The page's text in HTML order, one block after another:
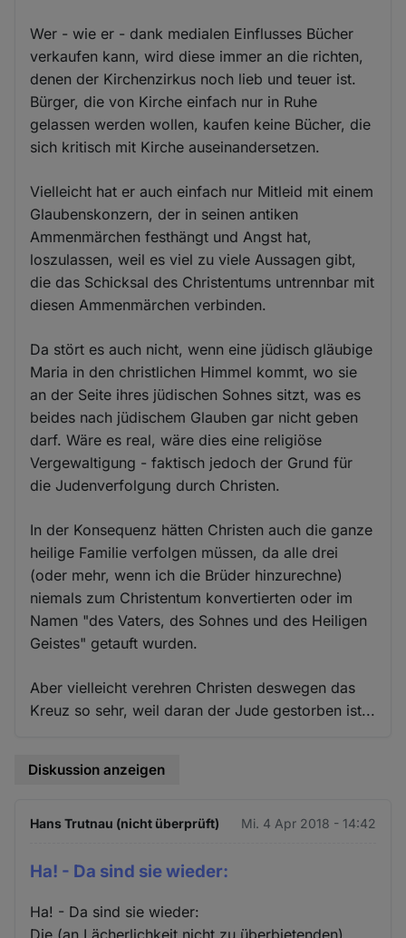
Wer - wie er - dank medialen Einflusses Bücher
verkaufen kann, wird diese immer an die richten,
denen der Kirchenzirkus noch lieb und teuer ist.
Bürger, die von Kirche einfach nur in Ruhe
gelassen werden wollen, kaufen keine Bücher, die
sich kritisch mit Kirche auseinandersetzen.
Vielleicht hat er auch einfach nur Mitleid mit einem
Glaubenskonzern, der in seinen antiken
Ammenmärchen festhängt und Angst hat,
loszulassen, weil es viel zu viele Aussagen gibt,
die das Schicksal des Christentums untrennbar mit
diesen Ammenmärchen verbinden.
Da stört es auch nicht, wenn eine jüdisch gläubige
Maria in den christlichen Himmel kommt, wo sie
an der Seite ihres jüdischen Sohnes sitzt, was es
beides nach jüdischem Glauben gar nicht geben
darf. Wäre es real, wäre dies eine religiöse
Vergewaltigung - faktisch jedoch der Grund für
die Judenverfolgung durch Christen.
In der Konsequenz hätten Christen auch die ganze
heilige Familie verfolgen müssen, da alle drei
(oder mehr, wenn ich die Brüder hinzurechne)
niemals zum Christentum konvertierten oder im
Namen "des Vaters, des Sohnes und des Heiligen
Geistes" getauft wurden.
Aber vielleicht verehren Christen deswegen das
Kreuz so sehr, weil daran der Jude gestorben ist...
Diskussion anzeigen
Hans Trutnau (nicht überprüft) Mi. 4 Apr 2018 - 14:42
Ha! - Da sind sie wieder:
Ha! - Da sind sie wieder: